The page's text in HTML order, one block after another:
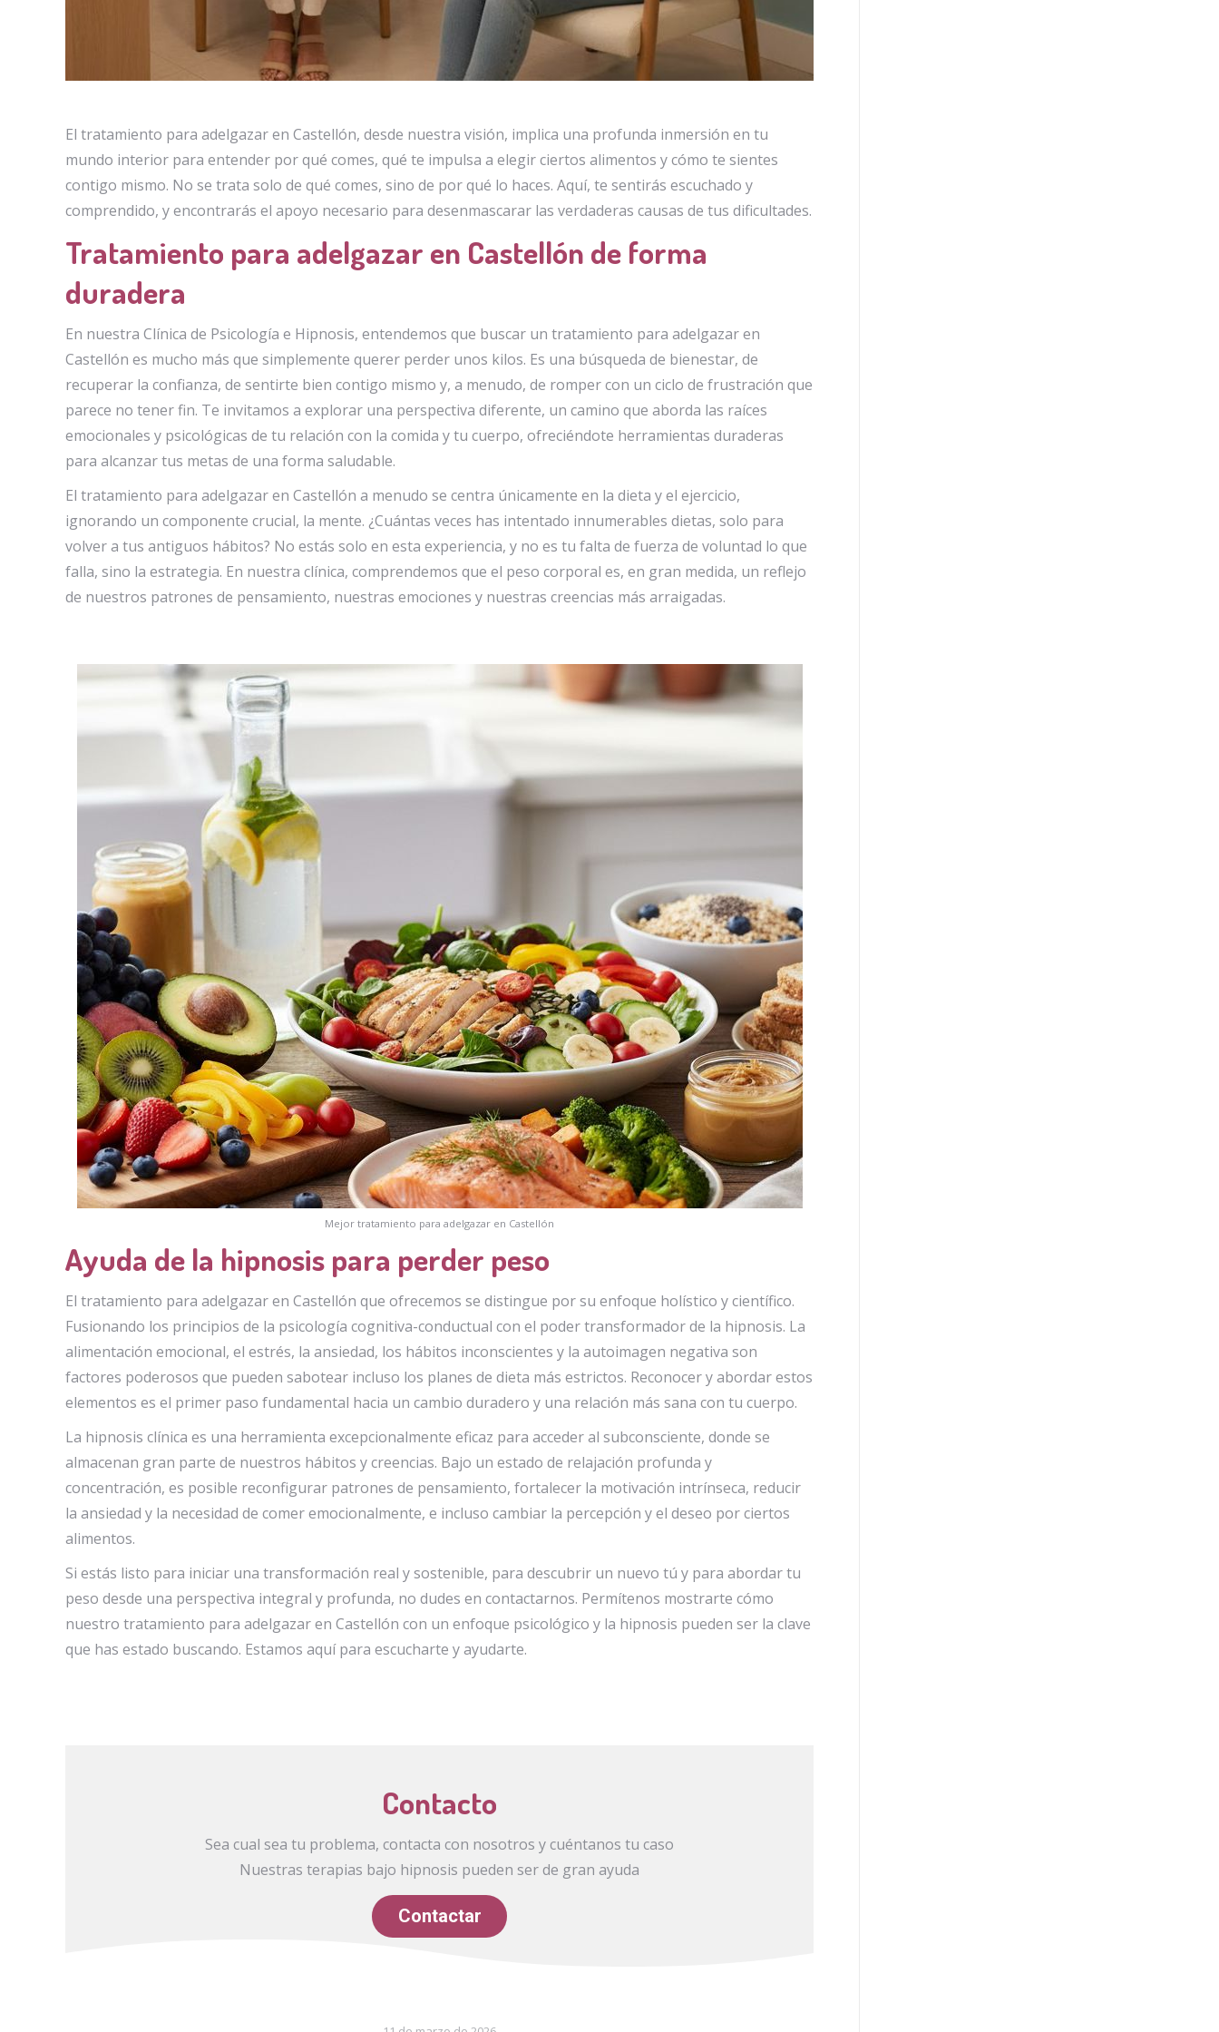
El tratamiento para adelgazar en Castellón, desde nuestra visión, implica una profunda inmersión en tu
mundo interior para entender por qué comes, qué te impulsa a elegir ciertos alimentos y cómo te sientes
contigo mismo. No se trata solo de qué comes, sino de por qué lo haces. Aquí, te sentirás escuchado y
comprendido, y encontrarás el apoyo necesario para desenmascarar las verdaderas causas de tus dificultades.
Tratamiento para adelgazar en Castellón de forma
duradera
En nuestra Clínica de Psicología e Hipnosis, entendemos que buscar un tratamiento para adelgazar en
Castellón es mucho más que simplemente querer perder unos kilos. Es una búsqueda de bienestar, de
recuperar la confianza, de sentirte bien contigo mismo y, a menudo, de romper con un ciclo de frustración que
parece no tener fin. Te invitamos a explorar una perspectiva diferente, un camino que aborda las raíces
emocionales y psicológicas de tu relación con la comida y tu cuerpo, ofreciéndote herramientas duraderas
para alcanzar tus metas de una forma saludable.
El tratamiento para adelgazar en Castellón a menudo se centra únicamente en la dieta y el ejercicio,
ignorando un componente crucial, la mente. ¿Cuántas veces has intentado innumerables dietas, solo para
volver a tus antiguos hábitos? No estás solo en esta experiencia, y no es tu falta de fuerza de voluntad lo que
falla, sino la estrategia. En nuestra clínica, comprendemos que el peso corporal es, en gran medida, un reflejo
de nuestros patrones de pensamiento, nuestras emociones y nuestras creencias más arraigadas.
Mejor tratamiento para adelgazar en Castellón
Ayuda de la hipnosis para perder peso
El tratamiento para adelgazar en Castellón que ofrecemos se distingue por su enfoque holístico y científico.
Fusionando los principios de la psicología cognitiva-conductual con el poder transformador de la hipnosis. La
alimentación emocional, el estrés, la ansiedad, los hábitos inconscientes y la autoimagen negativa son
factores poderosos que pueden sabotear incluso los planes de dieta más estrictos. Reconocer y abordar estos
elementos es el primer paso fundamental hacia un cambio duradero y una relación más sana con tu cuerpo.
La hipnosis clínica es una herramienta excepcionalmente eficaz para acceder al subconsciente, donde se
almacenan gran parte de nuestros hábitos y creencias. Bajo un estado de relajación profunda y
concentración, es posible reconfigurar patrones de pensamiento, fortalecer la motivación intrínseca, reducir
la ansiedad y la necesidad de comer emocionalmente, e incluso cambiar la percepción y el deseo por ciertos
alimentos.
Si estás listo para iniciar una transformación real y sostenible, para descubrir un nuevo tú y para abordar tu
peso desde una perspectiva integral y profunda, no dudes en contactarnos. Permítenos mostrarte cómo
nuestro tratamiento para adelgazar en Castellón con un enfoque psicológico y la hipnosis pueden ser la clave
que has estado buscando. Estamos aquí para escucharte y ayudarte.
Contacto
Sea cual sea tu problema, contacta con nosotros y cuéntanos tu caso
Nuestras terapias bajo hipnosis pueden ser de gran ayuda
Contactar